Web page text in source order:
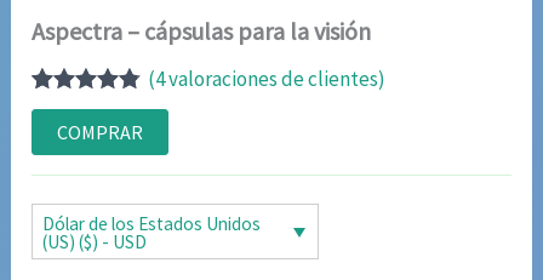
Aspectra – cápsulas para la visión
Valorado
con4.75de
5 en base
a
4
de clientes
(4valoraciones de clientes)
COMPRAR
Dólar de los Estados Unidos
(US) ($) - USD